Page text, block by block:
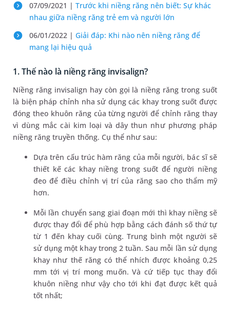
07/09/2021 | Trước khi niềng răng nên biết: Sự khác
nhau giữa niềng răng trẻ em và người lớn
06/01/2022 | Giải đáp: Khi nào nên niềng răng để
mang lại hiệu quả
1. Thế nào là niềng răng invisalign?
Niềng răng invisalign hay còn gọi là niềng răng trong suốt
là biện pháp chỉnh nha sử dụng các khay trong suốt được
đóng theo khuôn răng của từng người để chỉnh răng thay
vì dùng mắc cài kim loại và dây thun như phương pháp
niềng răng truyền thống. Cụ thể như sau:
Dựa trên cấu trúc hàm răng của mỗi người, bác sĩ sẽ
thiết kế các khay niềng trong suốt để người niềng
đeo để điều chỉnh vị trí của răng sao cho thẩm mỹ
hơn.
Mỗi lần chuyển sang giai đoạn mới thì khay niềng sẽ
được thay đổi để phù hợp bằng cách đánh số thứ tự
từ 1 đến khay cuối cùng. Trung bình một người sẽ
sử dụng một khay trong 2 tuần. Sau mỗi lần sử dụng
khay như thế răng có thể nhích được khoảng 0,25
mm tới vị trí mong muốn. Và cứ tiếp tục thay đổi
khuôn niềng như vậy cho tới khi đạt được kết quả
tốt nhất;